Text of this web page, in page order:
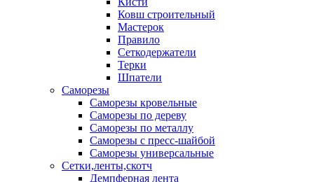
Ковш строительный
Мастерок
Правило
Сеткодержатели
Терки
Шпатели
Саморезы
Саморезы кровельные
Саморезы по дереву
Саморезы по металлу
Саморезы с пресс-шайбой
Саморезы универсальные
Сетки,ленты,скотч
Демпферная лента